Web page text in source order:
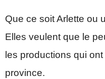
Que ce soit Arlette ou
Elles veulent que le
les productions qui
province.